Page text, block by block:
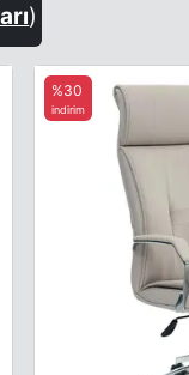
)
%30
indirim